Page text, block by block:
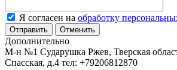
Я согласен на обработку
Отменить
Дополнительно
М-н №1 Сударушка Ржев, Тверская
Спасская, д.4 тел: +79206812870